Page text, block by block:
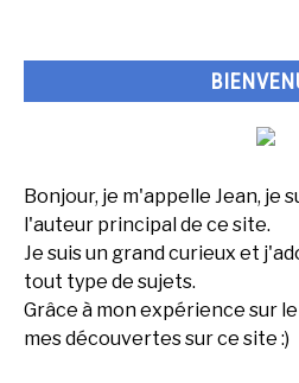
Bonjour, je m'appelle Jean, je
l'auteur principal de ce site.
Je suis un grand curieux et
tout type de sujets.
Grâce à mon expérience sur
mes découvertes sur ce site :)